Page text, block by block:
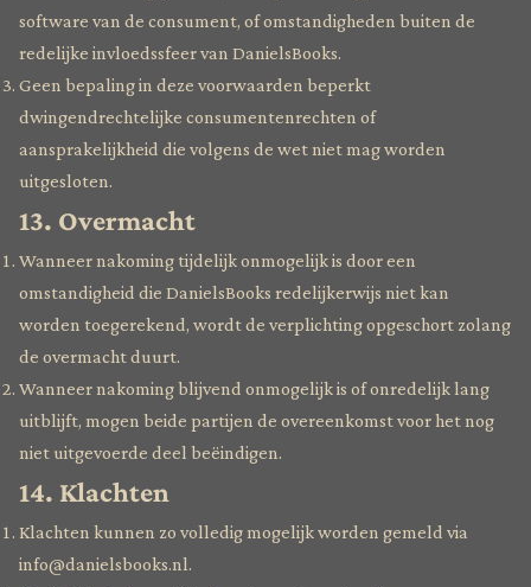
software van de consument, of omstandigheden buiten de
redelijke invloedssfeer van DanielsBooks.
Geen bepaling in deze voorwaarden beperkt
dwingendrechtelijke consumentenrechten of
aansprakelijkheid die volgens de wet niet mag worden
uitgesloten.
13. Overmacht
Wanneer nakoming tijdelijk onmogelijk is door een
omstandigheid die DanielsBooks redelijkerwijs niet kan
worden toegerekend, wordt de verplichting opgeschort zolang
de overmacht duurt.
Wanneer nakoming blijvend onmogelijk is of onredelijk lang
uitblijft, mogen beide partijen de overeenkomst voor het nog
niet uitgevoerde deel beëindigen.
14. Klachten
Klachten kunnen zo volledig mogelijk worden gemeld via
info@danielsbooks.nl.